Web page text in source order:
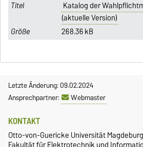
Katalog der
(aktuelle Version)
268.36 kB
Letzte Änderung: 09.02.2024
Ansprechpartner:
Webmaster
KONTAKT
Otto-von-Guericke Universität Magdeburg